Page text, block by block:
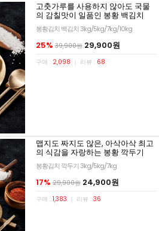
고춧가루를 사용하지 않아도 국물
의 감칠맛이 일품인 봉황 백김치
봉황김치 백김치 3kg/5kg/7kg/10kg
25%39,900원 29,900원
구매 : 2,098 ｜ 리뷰 : 68
맵지도 짜지도 않은, 아삭아삭 최고
의 식감을 자랑하는 봉황 깍두기
봉황김치 깍두기 3kg/5kg/7kg
17%29,900원 24,900원
구매 : 1,383 ｜ 리뷰 : 36